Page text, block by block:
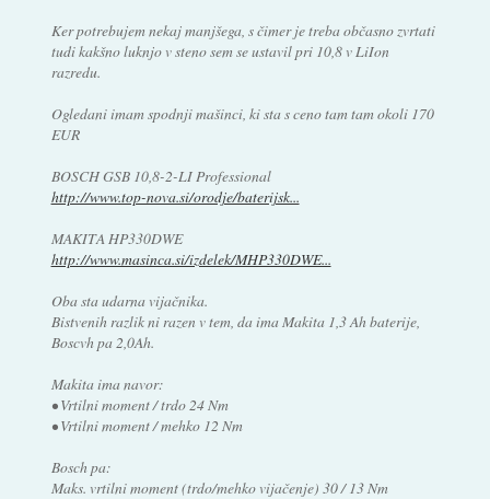
Ker potrebujem nekaj manjšega, s čimer je treba občasno zvrtati
tudi kakšno luknjo v steno sem se ustavil pri 10,8 v LiIon
razredu.
Ogledani imam spodnji mašinci, ki sta s ceno tam tam okoli 170
EUR
BOSCH GSB 10,8-2-LI Professional
http://www.top-nova.si/orodje/baterijsk...
MAKITA HP330DWE
http://www.masinca.si/izdelek/MHP330DWE...
Oba sta udarna vijačnika.
Bistvenih razlik ni razen v tem, da ima Makita 1,3 Ah baterije,
Boscvh pa 2,0Ah.
Makita ima navor:
• Vrtilni moment / trdo 24 Nm
• Vrtilni moment / mehko 12 Nm
Bosch pa:
Maks. vrtilni moment (trdo/mehko vijačenje) 30 / 13 Nm